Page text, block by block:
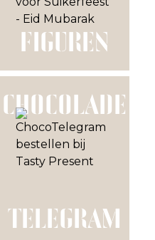
FIGUREN
CHOCOLADE
TELEGRAM